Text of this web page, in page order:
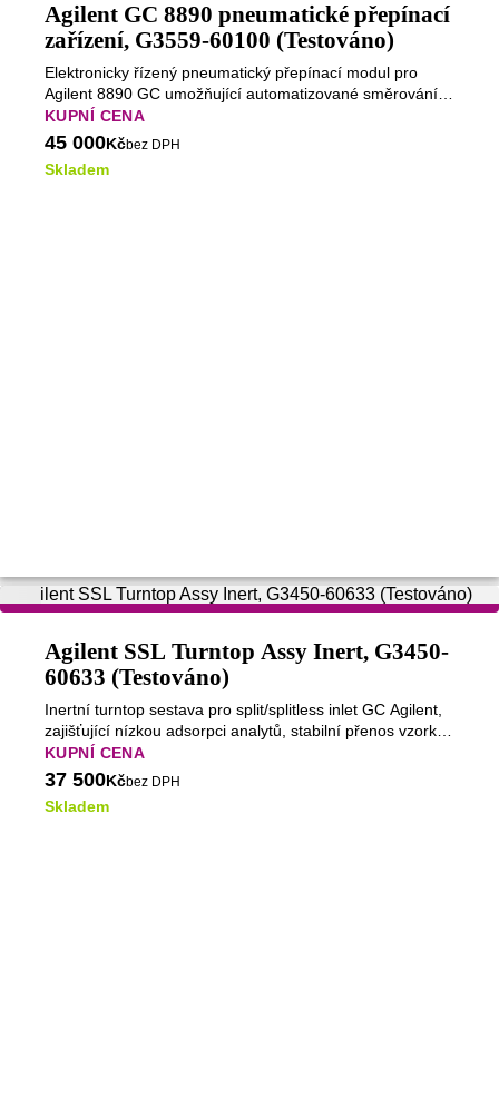
Agilent GC 8890 pneumatické přepínací
zařízení, G3559-60100 (Testováno)
Elektronicky řízený pneumatický přepínací modul pro
Agilent 8890 GC umožňující automatizované směrování
plynů a řízení tlaků. Obsahuje EPC modul a
pneumatickou propojovací sestavu.
KUPNÍ CENA
45 000Kčbez DPH
Skladem
Agilent SSL Turntop Assy Inert, G3450-
60633 (Testováno)
Inertní turntop sestava pro split/splitless inlet GC Agilent,
zajišťující nízkou adsorpci analytů, stabilní přenos vzorku
a reprodukovatelné chromatografické výsledky.
KUPNÍ CENA
37 500Kčbez DPH
Skladem